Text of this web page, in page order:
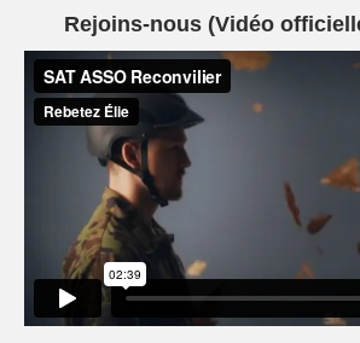
Rejoins-nous (Vidéo